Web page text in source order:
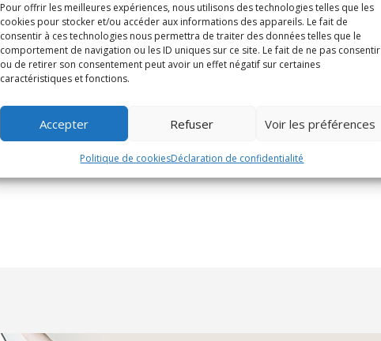
Pour offrir les meilleures expériences, nous utilisons des technologies telles que les
cookies pour stocker et/ou accéder aux informations des appareils. Le fait de
consentir à ces technologies nous permettra de traiter des données telles que le
comportement de navigation ou les ID uniques sur ce site. Le fait de ne pas consentir
ou de retirer son consentement peut avoir un effet négatif sur certaines
caractéristiques et fonctions.
Accepter Refuser Voir les préférences
Politique de cookiesDéclaration de confidentialité